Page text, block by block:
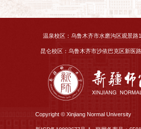
温泉校区：乌鲁木齐市水磨沟区观景路
昆仑校区：乌鲁木齐市沙依巴克区新医
Copyright © Xinjiang Normal University